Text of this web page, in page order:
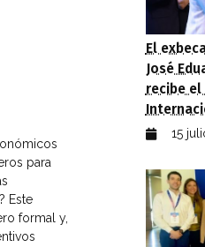
(PDF)
para
Este
formal y,
El
José
recibe el
15